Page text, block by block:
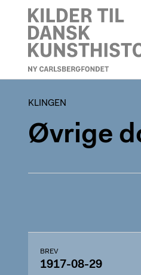
KLINGEN
KLINGEN
Øvrige
BREV
1917-08-29